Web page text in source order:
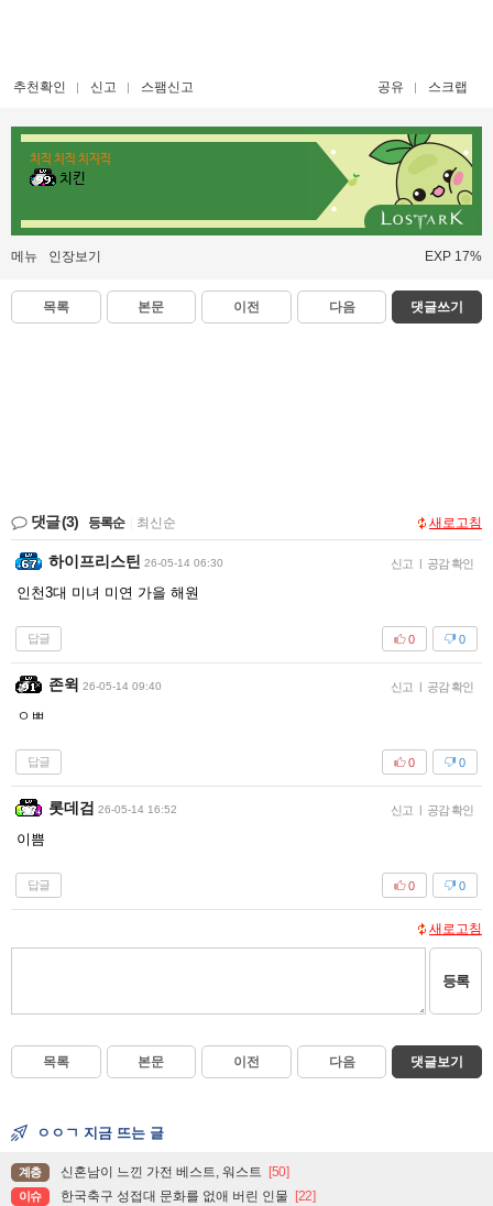
추천확인 신고 스팸신고 공유 스크랩
치직 치직 치지직
치킨
메뉴 인장보기 EXP 17%
목록 본문 이전 다음 댓글쓰기
댓글(3) 등록순 최신순 새로고침
하이프리스틴 26-05-14 06:30 신고 | 공감 확인
인천3대 미녀 미연 가을 해원
답글 0
0
존윅 26-05-14 09:40 신고 | 공감 확인
ㅇㅃ
답글 0
0
롯데검 26-05-14 16:52 신고 | 공감 확인
이쁨
답글 0
0
새로고침
등록
목록 본문 이전 다음 댓글보기
ㅇㅇㄱ 지금 뜨는 글
계층 신혼남이 느낀 가전 베스트, 워스트 [50]
이슈 한국축구 성접대 문화를 없애 버린 인물 [22]